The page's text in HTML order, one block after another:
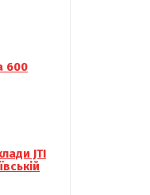
600
JTI